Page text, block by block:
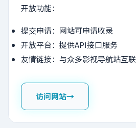
开放功能：
提交申请：网站可申请收录
开放平台：提供API接口服务
友情链接：与众多影视导航站互联
访问网站→